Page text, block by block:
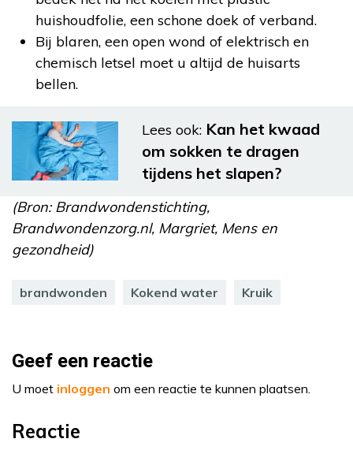
huishoudfolie, een schone doek of verband.
Bij blaren, een open wond of elektrisch en
chemisch letsel moet u altijd de huisarts
bellen.
Lees ook: Kan het kwaad
om sokken te dragen
tijdens het slapen?
(Bron: Brandwondenstichting,
Brandwondenzorg.nl, Margriet, Mens en
gezondheid)
brandwonden Kokend water Kruik
Geef een reactie
U moet inloggen om een reactie te kunnen plaatsen.
Reactie